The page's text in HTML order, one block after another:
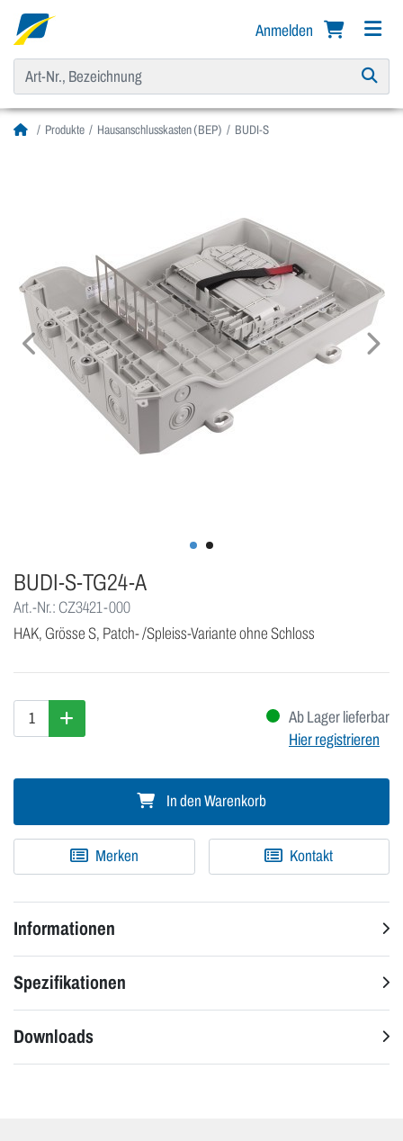
Anmelden
Produkte Hausanschlusskasten (BEP) BUDI-S
BUDI-S-TG24-A
Art.-Nr.: CZ3421-000
HAK, Grösse S, Patch- /Spleiss-Variante ohne Schloss
Ab Lager lieferbar
Hier registrieren
In den Warenkorb
Merken Kontakt
Informationen
Spezifikationen
Downloads